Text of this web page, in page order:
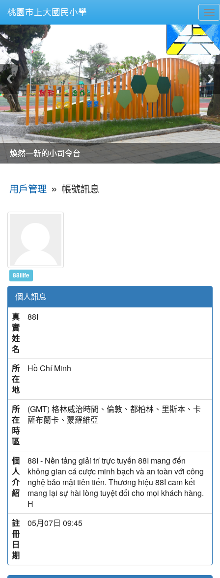
桃園市上大國民小學
美麗的操場是我們活力的來源
美麗的操場是我們活力的來源
煥然一新的小司令台
煥然一新的小司令台
富含桃園埤塘田園風光意象的中廊
富含桃園埤塘田園風光意象的中廊
嶄新的中庭廣場
嶄新的中庭廣場
水生池生生不息
水生池生生不息
用戶管理 » 帳號訊息
88ilife
個人訊息
真
實
姓
名
88I
所
在
地
Hồ Chí Minh
所
在
時
區
(GMT) 格林威治時間、倫敦、都柏林、里斯本、卡
薩布蘭卡、蒙羅維亞
個
人
介
紹
88I - Nền tảng giải trí trực tuyến 88I mang đến
không gian cá cược minh bạch và an toàn với công
nghệ bảo mật tiên tiến. Thương hiệu 88I cam kết
mang lại sự hài lòng tuyệt đối cho mọi khách hàng.
H
註
冊
日
期
05月07日 09:45